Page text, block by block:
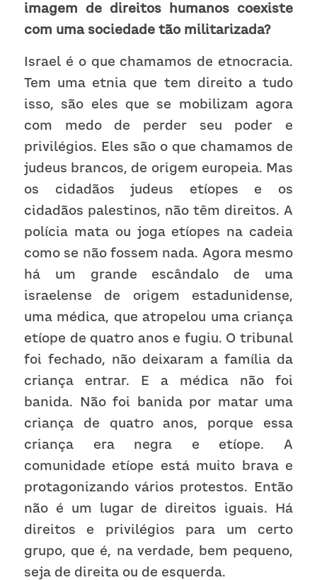
imagem de direitos humanos coexiste
com uma sociedade tão militarizada?
Israel é o que chamamos de etnocracia.
Tem uma etnia que tem direito a tudo
isso, são eles que se mobilizam agora
com medo de perder seu poder e
privilégios. Eles são o que chamamos de
judeus brancos, de origem europeia. Mas
os cidadãos judeus etíopes e os
cidadãos palestinos, não têm direitos. A
polícia mata ou joga etíopes na cadeia
como se não fossem nada. Agora mesmo
há um grande escândalo de uma
israelense de origem estadunidense,
uma médica, que atropelou uma criança
etíope de quatro anos e fugiu. O tribunal
foi fechado, não deixaram a família da
criança entrar. E a médica não foi
banida. Não foi banida por matar uma
criança de quatro anos, porque essa
criança era negra e etíope. A
comunidade etíope está muito brava e
protagonizando vários protestos. Então
não é um lugar de direitos iguais. Há
direitos e privilégios para um certo
grupo, que é, na verdade, bem pequeno,
seja de direita ou de esquerda.